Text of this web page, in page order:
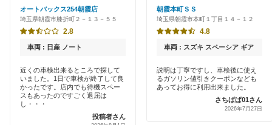
春日部市
加須市
川越市
北足立郡
新車初回割りあり
早割りあり
クレジットカードOK
土日祝OK
アップル車検
オートバックス
コスモの車検
車検のコバック
オートバックス254朝霞店
埼玉県朝霞市膝折町２－１３－５５
2.8
車両 : 日産 ノート
近くの車検出来るところで探して
いました。1日で車検が終了して良
かったです。店内でも待機スペー
スもあったのですごく退屈は
し・・・
投稿者さん
朝霞本町ＳＳ
埼玉県朝霞市本町１丁目１４－１２
4.8
車両 : スズキ スペーシア ギア
説明は丁寧ですし、車検後に使え
るガソリン値引きクーポンなども
あってお得に利用出来ました。
さちぱぱ01さん
2026年7月27日